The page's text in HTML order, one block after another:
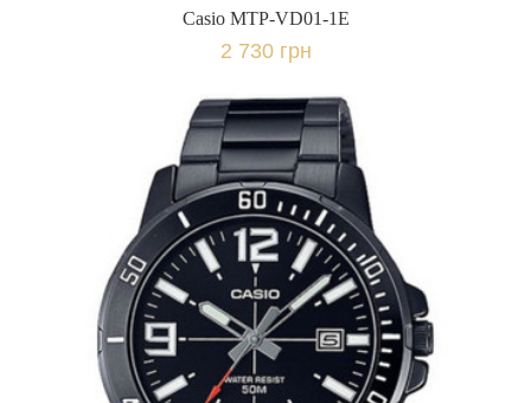
Casio MTP-VD01-1E
2 730 грн